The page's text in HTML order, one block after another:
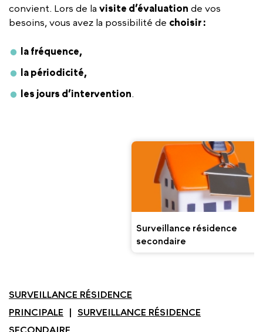
convient. Lors de la visite d’évaluation de vos
besoins, vous avez la possibilité de choisir :
la fréquence,
la périodicité,
les jours d’intervention
Surveillance
résidence
principale
Surveillance résidence
secondaire
SURVEILLANCE RÉSIDENCE
PRINCIPALE
SURVEILLANCE RÉSIDENCE
SECONDAIRE